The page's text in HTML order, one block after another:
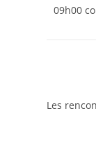
09h00
Les